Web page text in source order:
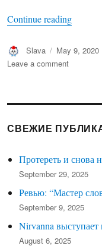
Continue reading
Author
Slava
Posted
on
May 9, 2020
Leave a commenton
Галлея
СВЕЖИЕ
Протереть и снова
September 29, 2025
Ревью: “Мастер
September 9, 2025
Nirvanna выступает
August 6, 2025